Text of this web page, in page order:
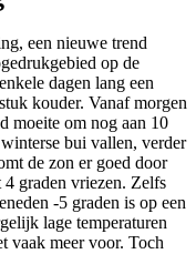
een nieuwe trend
op de
dagen lang een
kouder. Vanaf morgen
moeite om nog aan 10
bui vallen, verder
de zon er goed door
4 graden vriezen. Zelfs
-5 graden is op een
lage temperaturen
vaak meer voor. Toch